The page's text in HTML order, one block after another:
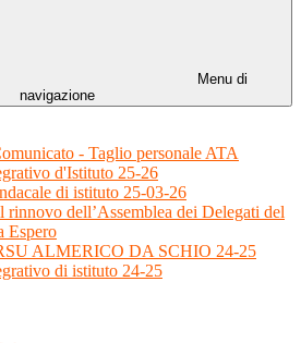
Menu di
navigazione
- Taglio personale ATA
d'Istituto 25-26
di istituto 25-03-26
rinnovo dell’Assemblea dei Delegati del
Espero
ALMERICO DA SCHIO 24-25
di istituto 24-25